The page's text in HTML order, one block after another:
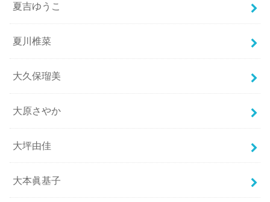
夏吉ゆうこ
夏川椎菜
大久保瑠美
大原さやか
大坪由佳
大本眞基子